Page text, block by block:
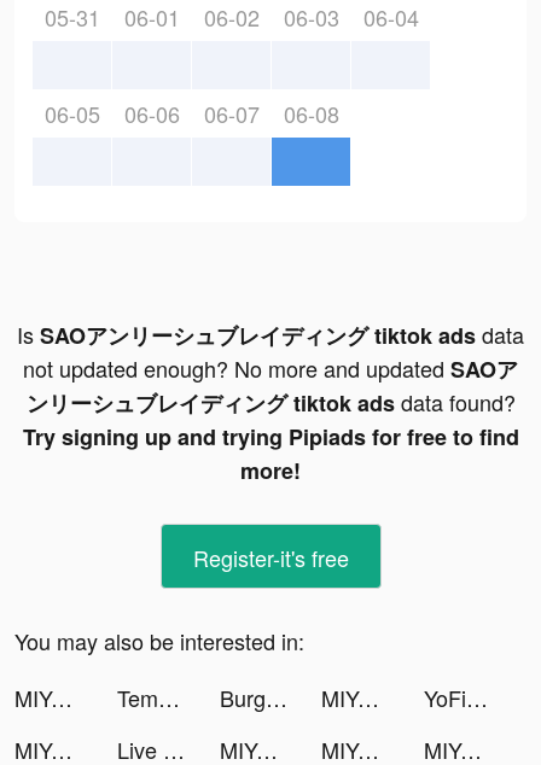
05-31 06-01 06-02 06-03 06-04
06-05 06-06 06-07 06-08
IsSAOアンリーシュブレイディング tiktok adsdata
not updated enough? No more and updated SAOア
ンリーシュブレイディング tiktok adsdata found?
Try signing up and trying Pipiads for free to find
more!
Register-it's free
You may also be interested in:
MIYA - 遇見好聲音 tiktok ads
Tempo - Music Video Editor with Effects tiktok ads Burger King Arabia tiktok ads MIYA - 遇見好聲音 tiktok ads
YoFive Club tiktok ads
MIYA - 遇見好聲音 tiktok ads
Live Wallpapers 3D Parallax tiktok ads MIYA - 遇見好聲音 tiktok ads MIYA - 遇見好聲音 tiktok ads MIYA - 遇見好聲音 tiktok ads